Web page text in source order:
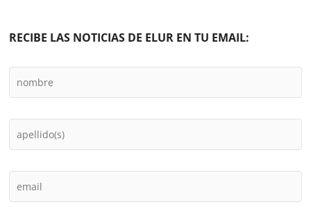
RECIBE LAS NOTICIAS DE ELUR EN TU EMAIL: